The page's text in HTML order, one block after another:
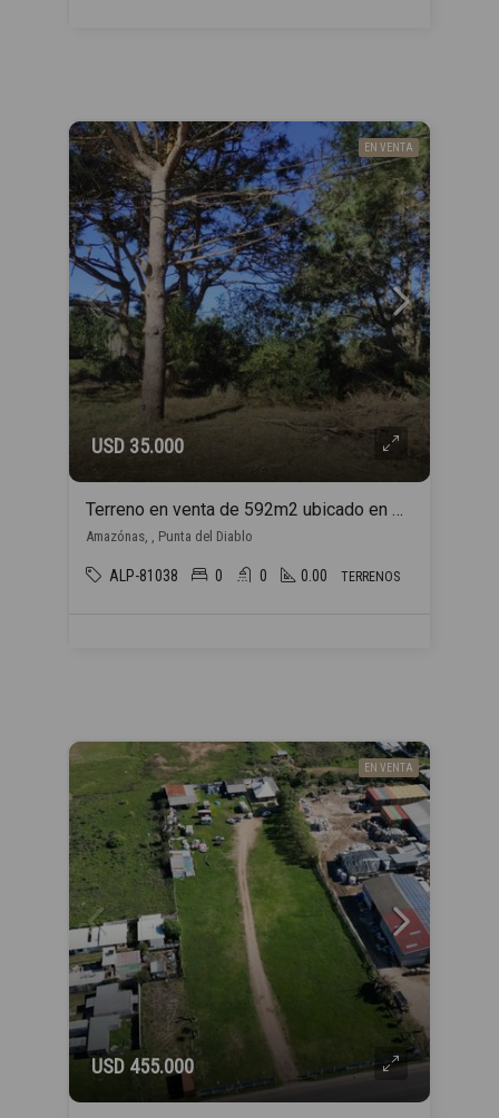
EN VENTA
USD 35.000
Terreno en venta de 592m2 ubicado en Punta del Diablo
Amazónas, , Punta del Diablo
ALP-81038 0 0 0.00 TERRENOS
EN VENTA
USD 455.000